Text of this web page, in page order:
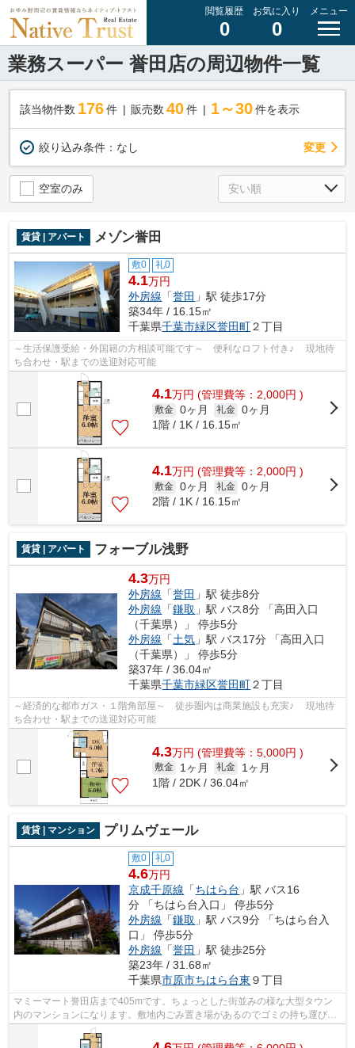
閲覧履歴
0
お気に入り
0
メニュー
業務スーパー 誉田店の周辺物件一覧
該当物件数 176件 販売数 40 件 1～30 件を表示
絞り込み条件： なし 変更
空室のみ
賃貸 | アパート メゾン誉田
敷0 礼0
4.1万円
外房線 「誉田 」駅 徒歩17分
築34年 / 16.15㎡
千葉県千葉市緑区誉田町２丁目
～生活保護受給・外国籍の方相談可能です～ 便利なロフト付き♪ 現地待
ち合わせ・駅までの送迎対応可能
4.1万円 (管理費等：2,000円 )
敷金 0ヶ月 礼金 0ヶ月
1階 / 1K / 16.15㎡
4.1万円 (管理費等：2,000円 )
敷金 0ヶ月 礼金 0ヶ月
2階 / 1K / 16.15㎡
賃貸 | アパート フォーブル浅野
4.3万円
外房線 「誉田 」駅 徒歩8分
外房線 「鎌取 」駅 バス8分 「高田入口
（千葉県）」 停歩5分
外房線 「土気 」駅 バス17分 「高田入口
（千葉県）」 停歩5分
築37年 / 36.04㎡
千葉県千葉市緑区誉田町２丁目
～経済的な都市ガス・１階角部屋～ 徒歩圏内は商業施設も充実♪ 現地待
ち合わせ・駅までの送迎対応可能
4.3万円 (管理費等：5,000円 )
敷金 1ヶ月 礼金
1ヶ月
1階 / 2DK / 36.04㎡
賃貸 | マンション プリムヴェール
敷0 礼0
4.6万円
京成千原線 「ちはら台 」駅 バス16
分 「ちはら台入口」 停歩5分
外房線 「鎌取 」駅 バス9分 「ちはら台入
口」 停歩5分
外房線 「誉田 」駅 徒歩25分
築23年 / 31.68㎡
千葉県市原市ちはら台東 ９丁目
マミーマート誉田店まで405mです。ちょっとした街並みの様な大型タウン
内のマンションになります。敷地内ごみ置き場があるのでゴミの持ち運びの
負担を少しでも減らすことができます。...